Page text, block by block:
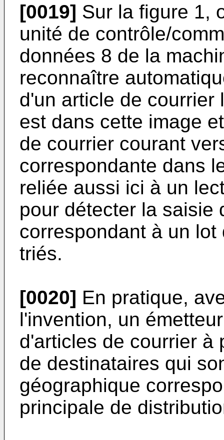
[0019] Sur la figure 1,
unité de contrôle/
données 8 de la
reconnaître
d'un article de courrier
est dans cette image
de courrier courant
correspondante dans
reliée aussi ici à un
pour détecter la saisie
correspondant à un
triés.
[0020] En pratique,
l'invention, un
d'articles de courrier à
de destinataires qui
géographique
principale de